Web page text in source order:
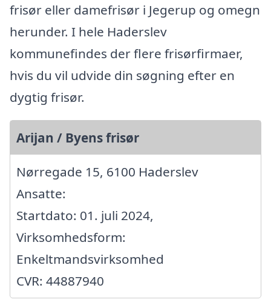
frisør eller damefrisør i Jegerup og omegn
herunder. I hele Haderslev
kommunefindes der flere frisørfirmaer,
hvis du vil udvide din søgning efter en
dygtig frisør.
Arijan / Byens frisør
Nørregade 15, 6100 Haderslev
Ansatte:
Startdato: 01. juli 2024,
Virksomhedsform:
Enkeltmandsvirksomhed
CVR: 44887940